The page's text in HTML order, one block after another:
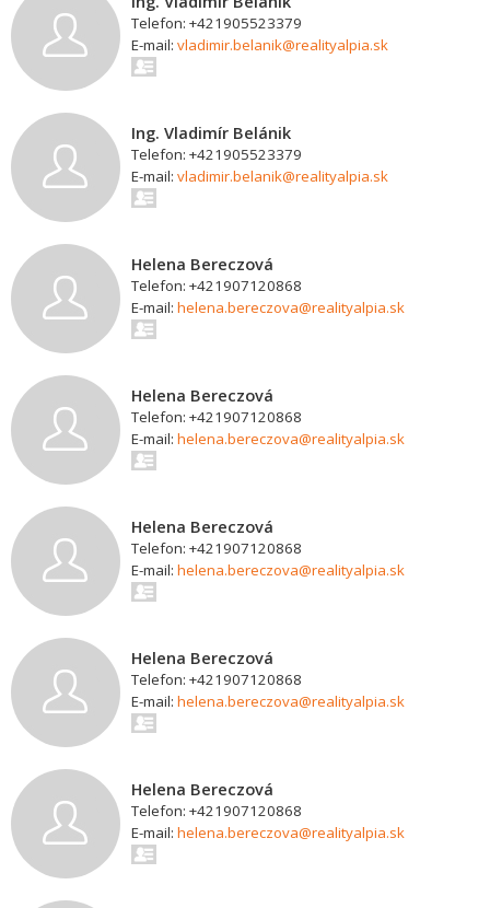
Telefon: +421905523379
E-mail: vladimir.belanik@realityalpia.sk
Ing. Vladimír Belánik
Telefon: +421905523379
E-mail: vladimir.belanik@realityalpia.sk
Helena Bereczová
Telefon: +421907120868
E-mail: helena.bereczova@realityalpia.sk
Helena Bereczová
Telefon: +421907120868
E-mail: helena.bereczova@realityalpia.sk
Helena Bereczová
Telefon: +421907120868
E-mail: helena.bereczova@realityalpia.sk
Helena Bereczová
Telefon: +421907120868
E-mail: helena.bereczova@realityalpia.sk
Helena Bereczová
Telefon: +421907120868
E-mail: helena.bereczova@realityalpia.sk